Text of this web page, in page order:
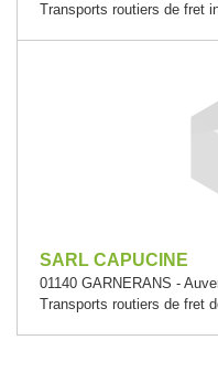
Transports routiers de fret
SARL CAPUCINE
01140 GARNERANS -
Transports routiers de fret